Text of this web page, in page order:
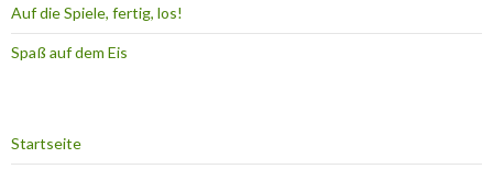
Auf die Spiele, fertig, los!
Spaß auf dem Eis
Startseite